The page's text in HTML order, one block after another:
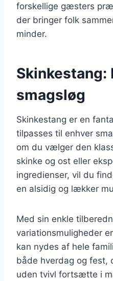
forskellige gæsters
der bringer folk
minder.
Skinkestang:
smagsløg
Skinkestang er en
tilpasses til enhver
om du vælger den
skinke og ost eller
ingredienser, vil du
en alsidig og lækker
Med sin enkle
variationsmuligheder
kan nydes af hele
både hverdag og fest,
uden tvivl fortsætte i